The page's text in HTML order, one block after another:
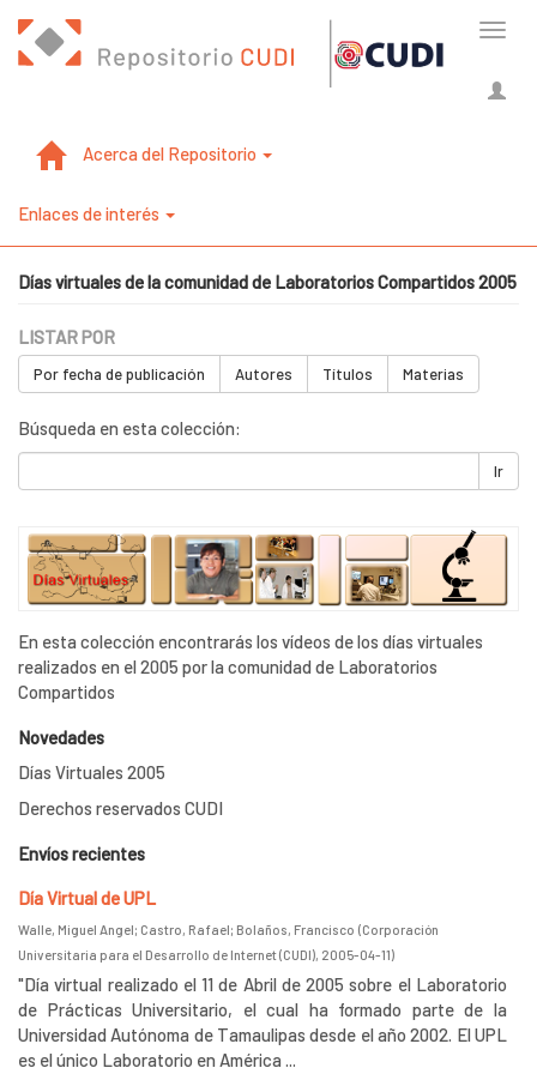
Acerca del Repositorio
Enlaces de interés
Días virtuales de la comunidad de Laboratorios Compartidos 2005
LISTAR POR
Por fecha de publicación Autores Títulos Materias
Búsqueda en esta colección:
Ir
En esta colección encontrarás los vídeos de los días virtuales
realizados en el 2005 por la comunidad de Laboratorios
Compartidos
Novedades
Días Virtuales 2005
Derechos reservados CUDI
Envíos recientes
Día Virtual de UPL
Walle, Miguel Angel; Castro, Rafael; Bolaños, Francisco (Corporación
Universitaria para el Desarrollo de Internet (CUDI), 2005-04-11)
"Día virtual realizado el 11 de Abril de 2005 sobre el Laboratorio
de Prácticas Universitario, el cual ha formado parte de la
Universidad Autónoma de Tamaulipas desde el año 2002. El UPL
es el único Laboratorio en América ...